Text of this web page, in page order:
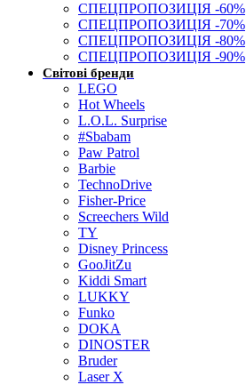
СПЕЦПРОПОЗИЦІЯ -60%
СПЕЦПРОПОЗИЦІЯ -70%
СПЕЦПРОПОЗИЦІЯ -80%
СПЕЦПРОПОЗИЦІЯ -90%
Світові бренди
LEGO
Hot Wheels
L.O.L. Surprise
#Sbabam
Paw Patrol
Barbie
TechnoDrive
Fisher-Price
Screechers Wild
TY
Disney Princess
GooJitZu
Kiddi Smart
LUKKY
Funko
DOKA
DINOSTER
Bruder
Laser X